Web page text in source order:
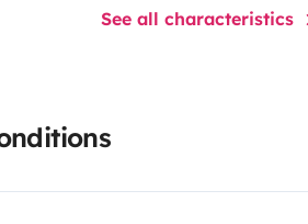
See all characteristics